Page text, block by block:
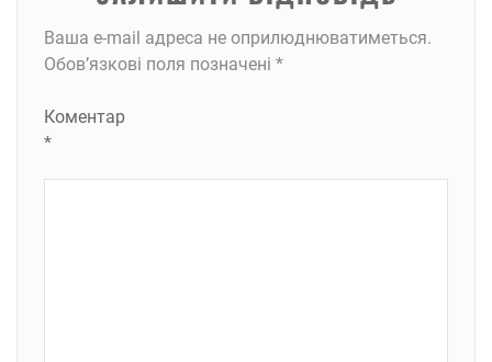
Ваша e-mail адреса не оприлюднюватиметься.
Обов’язкові поля позначені *
Коментар
*